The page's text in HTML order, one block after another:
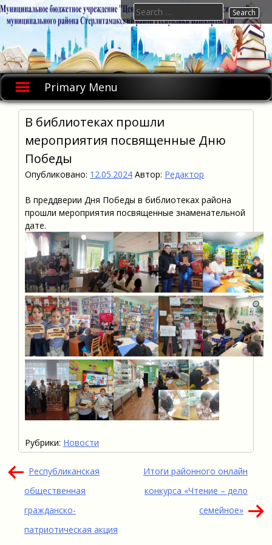
Skip
to
Primary Menu
Search
for:
В библиотеках прошли
мероприятия посвященные Дню
Победы
Опубликовано: 12.05.2024 Автор: Редактор
В преддверии Дня Победы в библиотеках района
прошли мероприятия посвященные знаменательной
дате.
Рубрики: Новости
Навигация
по
Республиканская
общественная
гражданско-
патриотическая акция
Итоги районного онлайн
конкурса «Чтение – дело
семейное»